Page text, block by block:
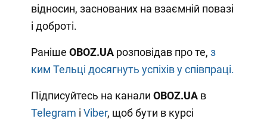
відносин, заснованих на взаємній повазі
і доброті.
Раніше OBOZ.UA розповідав про те, з
ким Тельці досягнуть успіхів у співпраці.
Підписуйтесь на канали OBOZ.UAв
Telegram і Viber, щоб бути в курсі